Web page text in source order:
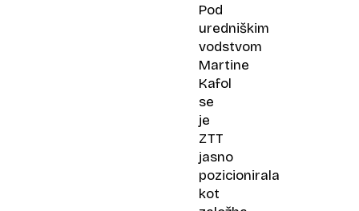
Pod
uredniškim
vodstvom
Martine
Kafol
se
je
ZTT
jasno
pozicionirala
kot